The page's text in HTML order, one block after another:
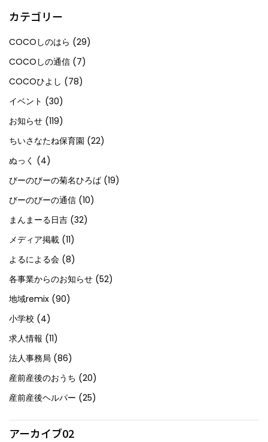
カテゴリー
COCOしのはら (29)
COCOしの通信 (7)
COCOひよし (78)
イベント (30)
お知らせ (119)
ちいさなたね保育園 (22)
ぬっく (4)
びーのびーの菊名ひろば(19)
びーのびーの通信 (10)
まんまーる日吉 (32)
メディア掲載 (11)
よるによる会 (8)
各事業からのお知らせ (52)
地域remix (90)
小学校 (4)
求人情報 (11)
法人事務局 (86)
産前産後のおうち (20)
産前産後ヘルパー (25)
アーカイブ02